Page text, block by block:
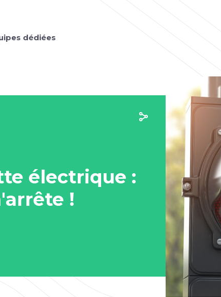
dédiées
électrique :
!